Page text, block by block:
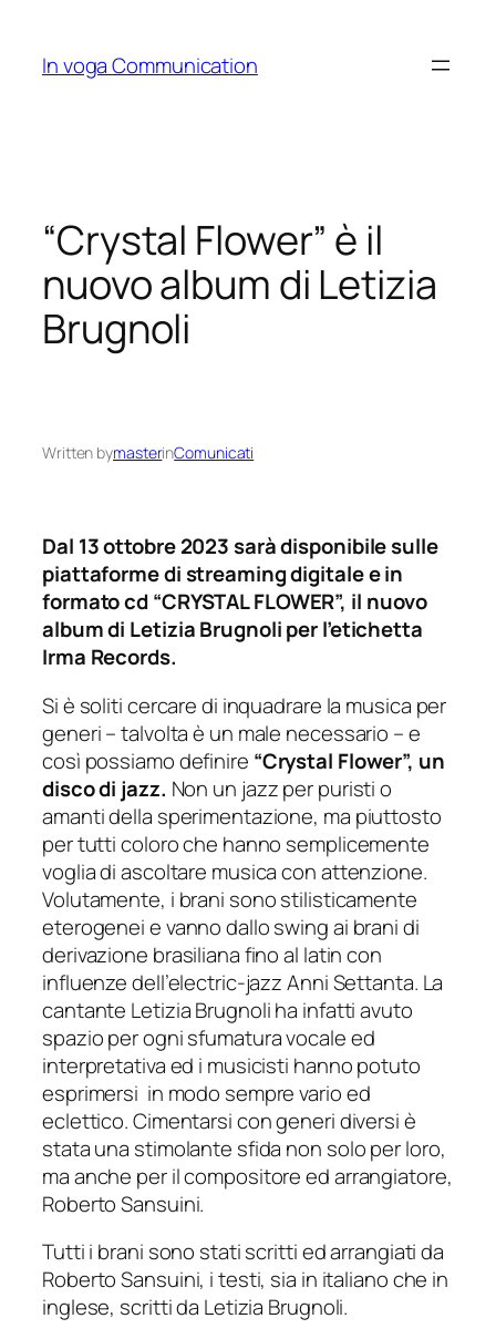
content
In voga Communication
“Crystal Flower” è il
nuovo album di Letizia
Brugnoli
Written bymasterinComunicati
Dal 13 ottobre 2023 sarà disponibile sulle
piattaforme di streaming digitale e in
formato cd “CRYSTAL FLOWER”, il nuovo
album di Letizia Brugnoli per l’etichetta
Irma Records.
Si è soliti cercare di inquadrare la musica per
generi – talvolta è un male necessario – e
così possiamo definire “Crystal Flower”, un
disco di jazz. Non un jazz per puristi o
amanti della sperimentazione, ma piuttosto
per tutti coloro che hanno semplicemente
voglia di ascoltare musica con attenzione.
Volutamente, i brani sono stilisticamente
eterogenei e vanno dallo swing ai brani di
derivazione brasiliana fino al latin con
influenze dell’electric-jazz Anni Settanta. La
cantante Letizia Brugnoli ha infatti avuto
spazio per ogni sfumatura vocale ed
interpretativa ed i musicisti hanno potuto
esprimersi in modo sempre vario ed
eclettico. Cimentarsi con generi diversi è
stata una stimolante sfida non solo per loro,
ma anche per il compositore ed arrangiatore,
Roberto Sansuini.
Tutti i brani sono stati scritti ed arrangiati da
Roberto Sansuini, i testi, sia in italiano che in
inglese, scritti da Letizia Brugnoli.